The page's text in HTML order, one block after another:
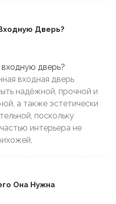
Дверь?
входная дверь
надёжной, прочной и
а также эстетически
поскольку
интерьера не
Она Нужна